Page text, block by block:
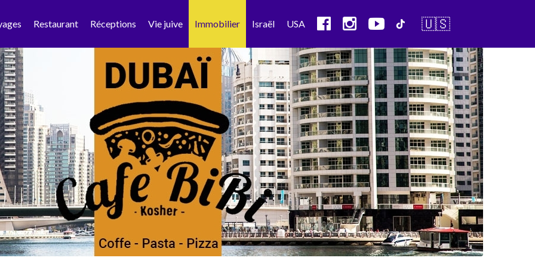
Restaurant Réceptions Vie juive Immobilier Israël USA 🇺🇸